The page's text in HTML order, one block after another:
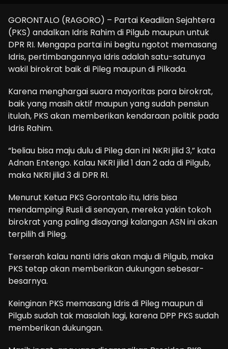
GORONTALO (RAGORO) – Partai Keadilan Sejahtera
(PKS) andalkan Idris Rahim di Pilgub maupun untuk
DPR RI. Mengapa partai ini begitu ngotot memasang
Idris, pertimbangannya Idris adalah satu-satunya
wakil birokrat baik di Pileg maupun di Pilkada.
Karena menghargai suara mayoritas para birokrat,
baik yang masih aktif maupun yang sudah pensiun
itulah, PKS akan memberikan kendaraan politik pada
Idris Rahim.
“beliau bisa maju dulu di Pileg dan ini NKRI jilid 3,” kata
Adnan Entengo. Kalau NKRI jilid 1 dan 2 ada di Pilgub,
maka NKRI jilid 3 di DPR RI.
Menurut Ketua PKS Gorontalo itu, Idris bisa
mendampingi Rusli di senayan, mereka yakin tokoh
birokrat yang paling disayangi kalangan ASN ini akan
terpilih di Pileg.
Terserah kalau nanti Idris akan maju di Pilgub, maka
PKS tetap akan memberikan dukungan sebesar-
besarnya.
Keinginan PKS memasang Idris di Pileg maupun di
Pilgub sudah tak masalah lagi, karena DPP PKS sudah
memberikan dukungan.